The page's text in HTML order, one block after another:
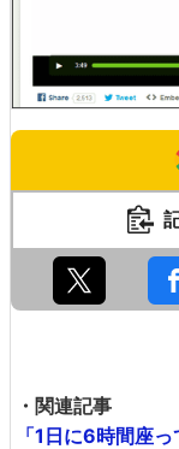
・関連記事
「1日に6時間座